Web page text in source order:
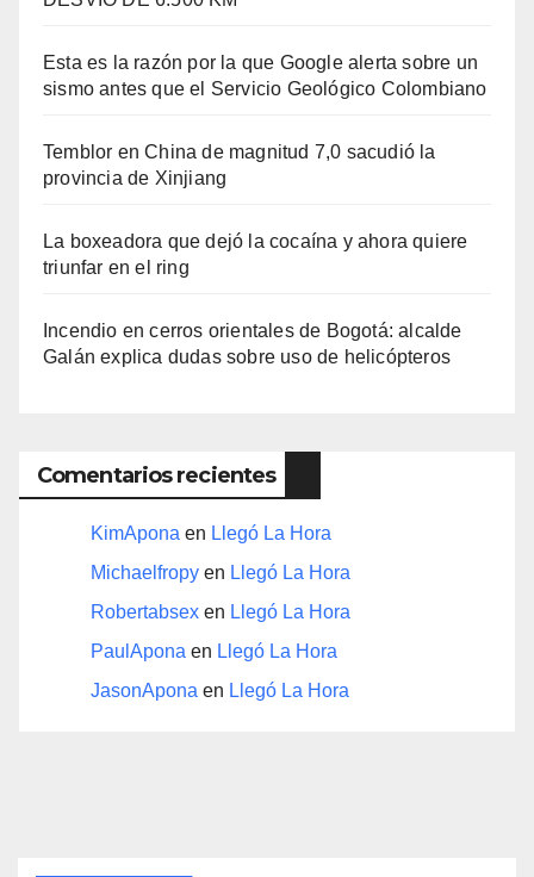
Esta es la razón por la que Google alerta sobre un
sismo antes que el Servicio Geológico Colombiano
Temblor en China de magnitud 7,0 sacudió la
provincia de Xinjiang
La boxeadora que dejó la cocaína y ahora quiere
triunfar en el ring​
Incendio en cerros orientales de Bogotá: alcalde
Galán explica dudas sobre uso de helicópteros
Comentarios recientes
KimApona en Llegó La Hora
Michaelfropy en Llegó La Hora
Robertabsex en Llegó La Hora
PaulApona en Llegó La Hora
JasonApona en Llegó La Hora